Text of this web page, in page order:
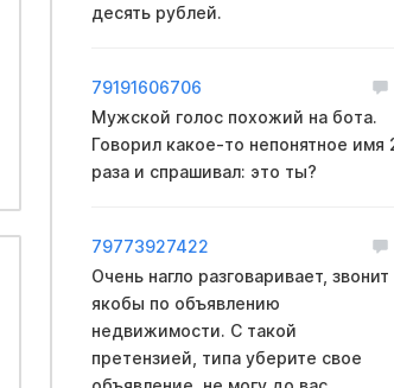
десять рублей.
79191606706
Мужской голос похожий на бота.
Говорил какое-то непонятное имя
раза и спрашивал: это ты?
79773927422
Очень нагло разговаривает, звонит
якобы по объявлению
недвижимости. С такой
претензией, типа уберите свое